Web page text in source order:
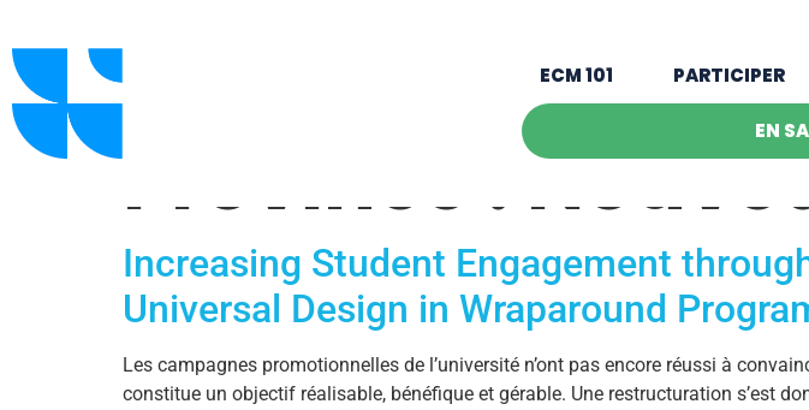
ECM 101 PARTICIPER
EN
Province :
Increasing Student Engagement
Universal Design in Wraparound
Les campagnes promotionnelles de l’université n’ont pas encore réussi à
constitue un objectif réalisable, bénéfique et gérable. Une restructuration s’est